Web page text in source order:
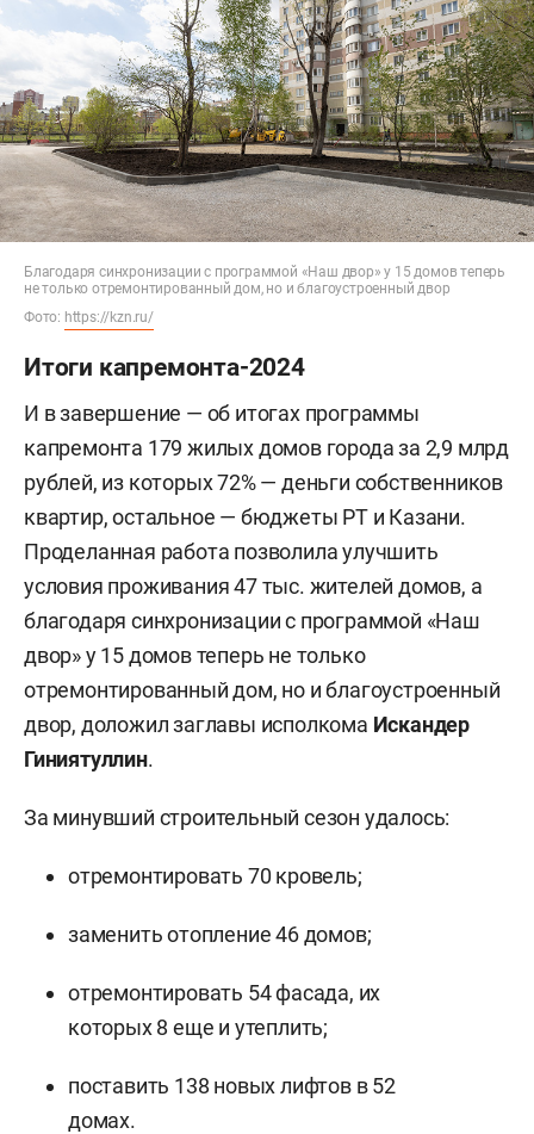
Благодаря синхронизации с программой «Наш двор» у 15 домов теперь
не только отремонтированный дом, но и благоустроенный двор
Фото: https://kzn.ru/
Итоги капремонта-2024
И в завершение — об итогах программы
капремонта 179 жилых домов города за 2,9 млрд
рублей, из которых 72% — деньги собственников
квартир, остальное — бюджеты РТ и Казани.
Проделанная работа позволила улучшить
условия проживания 47 тыс. жителей домов, а
благодаря синхронизации с программой «Наш
двор» у 15 домов теперь не только
отремонтированный дом, но и благоустроенный
двор, доложил заглавы исполкома Искандер
Гиниятуллин.
За минувший строительный сезон удалось:
отремонтировать 70 кровель;
заменить отопление 46 домов;
отремонтировать 54 фасада, их
которых 8 еще и утеплить;
поставить 138 новых лифтов в 52
домах.